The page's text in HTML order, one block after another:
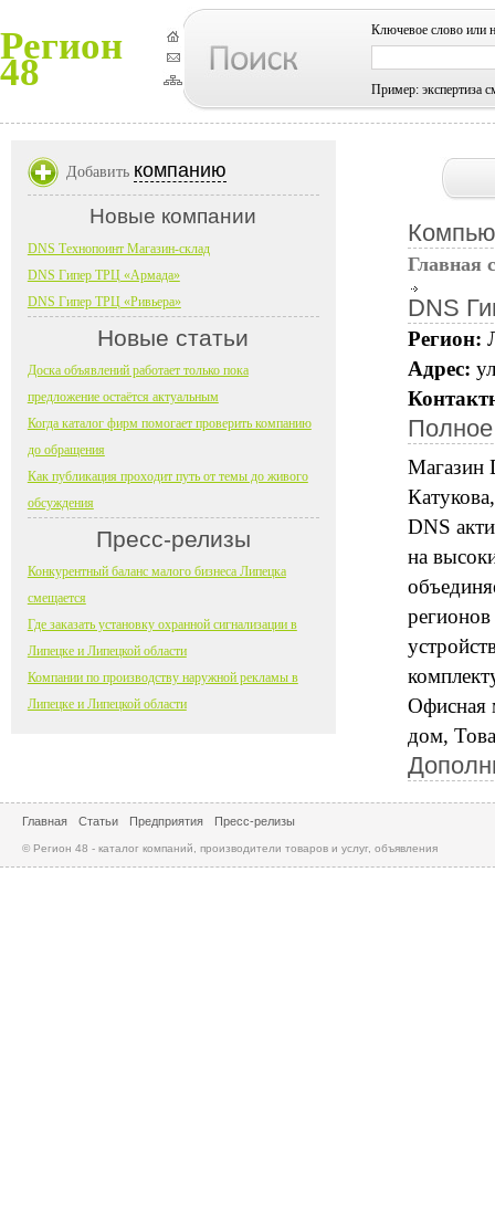
Регион
48
Ключевое слово или
Пример: экспертиза
Главная
DNS
Регион:
Адрес:
Магазин
DNS
на
Офисная
дом,
Добавить компанию
Новые компании
DNS Технопоинт Магазин-склад
DNS Гипер ТРЦ «Армада»
DNS Гипер ТРЦ «Ривьера»
Новые статьи
Доска объявлений работает только пока
предложение остаётся актуальным
Когда каталог фирм помогает проверить компанию
до обращения
Как публикация проходит путь от темы до живого
обсуждения
Пресс-релизы
Конкурентный баланс малого бизнеса Липецка
смещается
Где заказать установку охранной сигнализации в
Липецке и Липецкой области
Компании по производству наружной рекламы в
Липецке и Липецкой области
Главная Статьи Предприятия Пресс-релизы
© Регион 48 - каталог компаний, производители товаров и услуг, объявления